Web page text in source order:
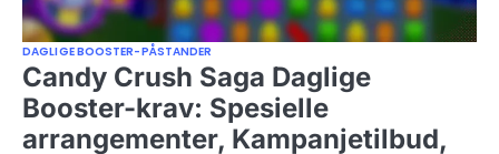
DAGLIGE BOOSTER-PÅSTANDER
Candy Crush Saga Daglige
Booster-krav: Spesielle
arrangementer, Kampanjetilbud,